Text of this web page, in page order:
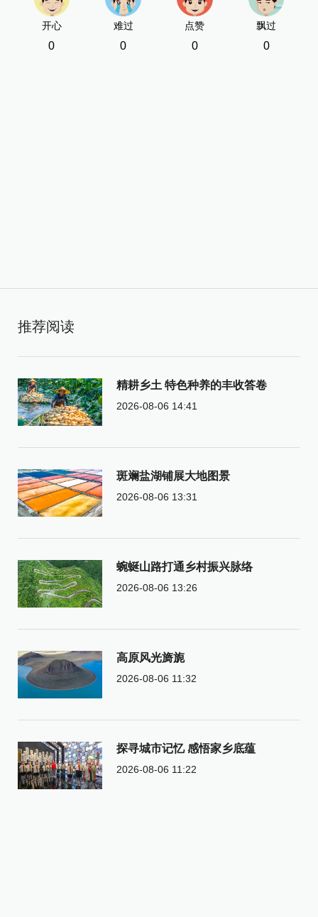
开心
0
难过
0
点赞
0
飘过
0
推荐阅读
精耕乡土 特色种养的丰收答卷
2026-08-06 14:41
斑斓盐湖铺展大地图景
2026-08-06 13:31
蜿蜒山路打通乡村振兴脉络
2026-08-06 13:26
高原风光旖旎
2026-08-06 11:32
探寻城市记忆 感悟家乡底蕴
2026-08-06 11:22